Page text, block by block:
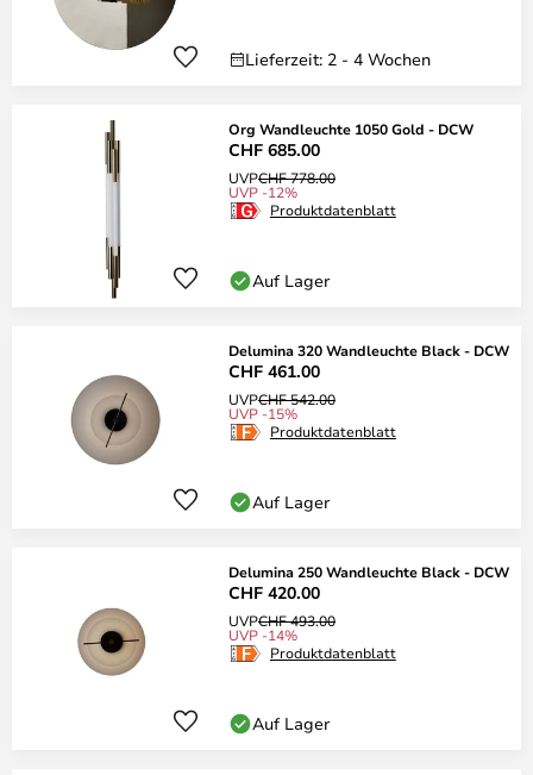
Lieferzeit: 2 - 4 Wochen
Org Wandleuchte 1050 Gold - DCW
CHF 685.00
UVPCHF 778.00
UVP -12%
Produktdatenblatt
Auf Lager
Delumina 320 Wandleuchte Black - DCW
CHF 461.00
UVPCHF 542.00
UVP -15%
Produktdatenblatt
Auf Lager
Delumina 250 Wandleuchte Black - DCW
CHF 420.00
UVPCHF 493.00
UVP -14%
Produktdatenblatt
Auf Lager